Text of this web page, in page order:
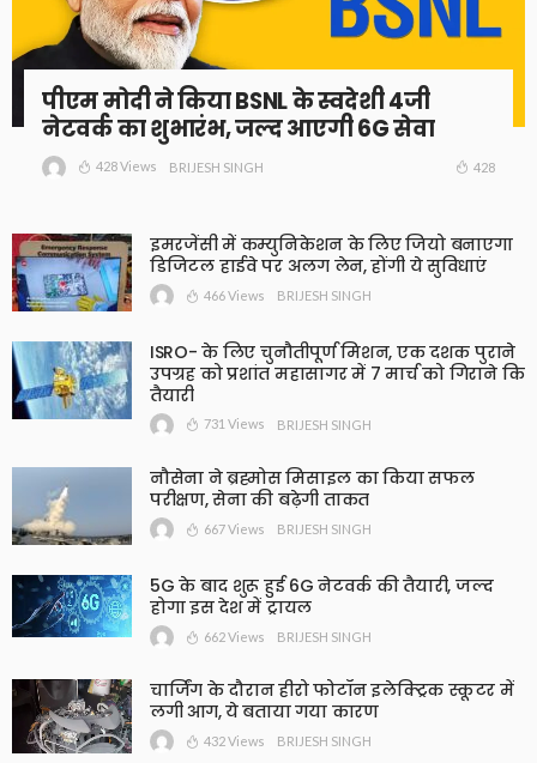
पीएम मोदी ने किया BSNL के स्वदेशी 4जी
नेटवर्क का शुभारंभ, जल्द आएगी 6G सेवा
428 Views BRIJESH SINGH 428
इमरजेंसी में कम्युनिकेशन के लिए जियो बनाएगा
डिजिटल हाईवे पर अलग लेन, होंगी ये सुविधाएं
466 Views BRIJESH SINGH
ISRO- के लिए चुनौतीपूर्ण मिशन, एक दशक पुराने
उपग्रह को प्रशांत महासागर में 7 मार्च को गिराने कि
तैयारी
731 Views BRIJESH SINGH
नौसेना ने ब्रह्मोस मिसाइल का किया सफल
परीक्षण, सेना की बढ़ेगी ताकत
667 Views BRIJESH SINGH
5G के बाद शुरू हुई 6G नेटवर्क की तैयारी, जल्द
होगा इस देश में ट्रायल
662 Views BRIJESH SINGH
चार्जिंग के दौरान हीरो फोटॉन इलेक्ट्रिक स्कूटर में
लगी आग, ये बताया गया कारण
432 Views BRIJESH SINGH